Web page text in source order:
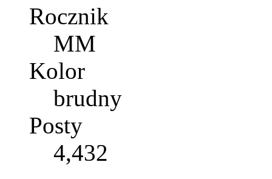
Rocznik
MM
Kolor
brudny
Posty
4,432